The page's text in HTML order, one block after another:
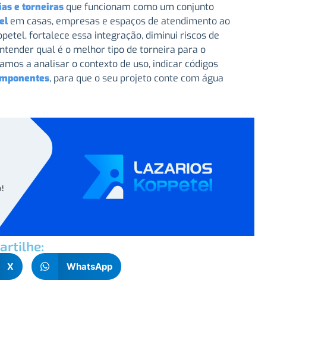
e torneiras que funcionam como um conjunto
em casas, empresas e espaços de atendimento ao
fortalece essa integração, diminui riscos de
qual é o melhor tipo de torneira para o
a analisar o contexto de uso, indicar códigos
, para que o seu projeto conte com água
X WhatsApp